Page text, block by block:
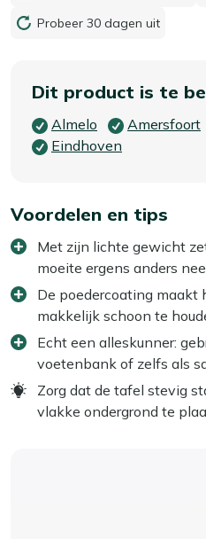
Probeer 30 dagen uit
Dit product is te
Almelo Amersfoort
Eindhoven
Voordelen en tips
Met zijn lichte gewicht
moeite ergens anders
De poedercoating maakt
makkelijk schoon te
Echt een alleskunner:
voetenbank of zelfs als
Zorg dat de tafel stevig
vlakke ondergrond te